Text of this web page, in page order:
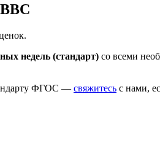
недель (стандарт) со всеми
ФГОС — свяжитесь с нами,